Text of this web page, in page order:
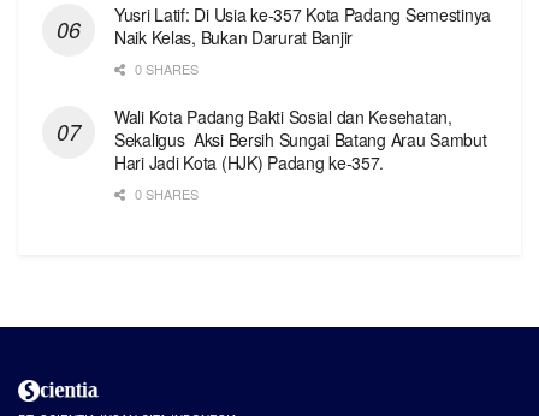
Yusri Latif: Di Usia ke-357 Kota Padang Semestinya
Naik Kelas, Bukan Darurat Banjir
0 SHARES
Wali Kota Padang Bakti Sosial dan Kesehatan,
Sekaligus Aksi Bersih Sungai Batang Arau Sambut
Hari Jadi Kota (HJK) Padang ke-357.
0 SHARES